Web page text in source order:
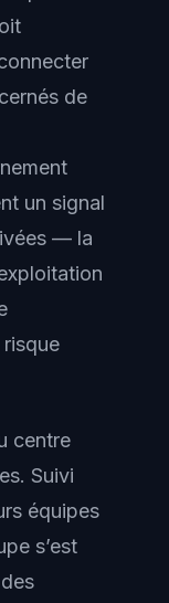
de
un signal
— la
centre
Suivi
équipes
s’est